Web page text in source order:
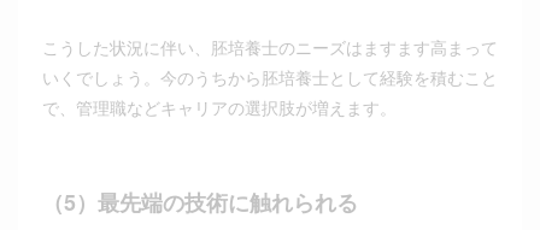
こうした状況に伴い、胚培養士のニーズはますます高まって
いくでしょう。今のうちから胚培養士として経験を積むこと
で、管理職などキャリアの選択肢が増えます。
（5）最先端の技術に触れられる